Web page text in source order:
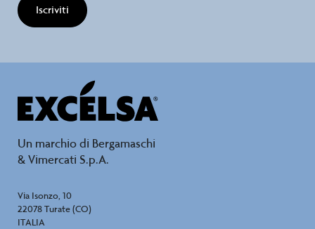
Iscriviti
Un marchio di Bergamaschi
& Vimercati S.p.A.
Via Isonzo, 10
22078 Turate (CO)
ITALIA